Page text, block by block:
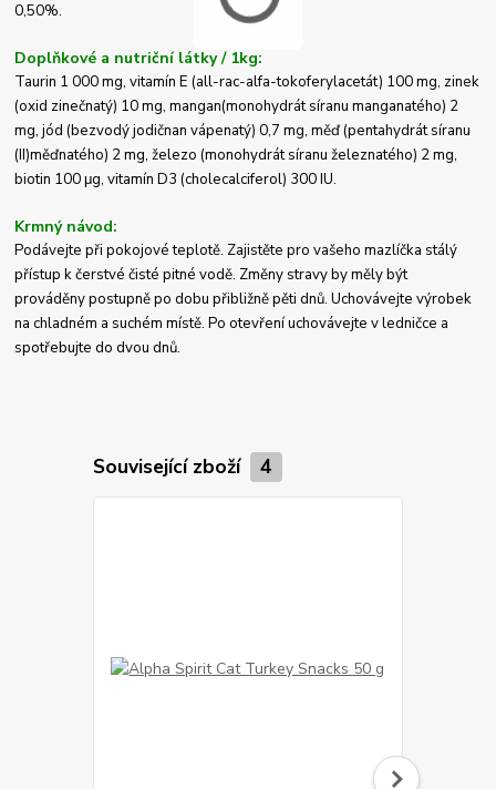
0,50%.
Doplňkové a nutriční látky / 1kg:
Taurin 1 000 mg, vitamín E (all-rac-alfa-tokoferylacetát) 100 mg, zinek
(oxid zinečnatý) 10 mg, mangan(monohydrát síranu manganatého) 2
mg, jód (bezvodý jodičnan vápenatý) 0,7 mg, měď (pentahydrát síranu
(II)měďnatého) 2 mg, železo (monohydrát síranu železnatého) 2 mg,
biotin 100 μg, vitamín D3 (cholecalciferol) 300 IU.
Krmný návod:
Podávejte při pokojové teplotě. Zajistěte pro vašeho mazlíčka stálý
přístup k čerstvé čisté pitné vodě. Změny stravy by měly být
prováděny postupně po dobu přibližně pěti dnů.Uchovávejte výrobek
na chladném a suchém místě.Po otevření uchovávejte v ledničce a
spotřebujte do dvou dnů.
Související zboží 4